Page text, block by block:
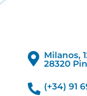
 Milanos,
28320
 (+34) 91